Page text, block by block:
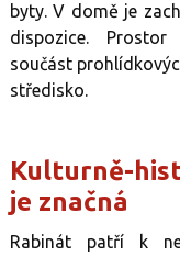
byty. V domě je
dispozice.
součást
středisko.
Kulturně-
je značná
Rabinát patří k